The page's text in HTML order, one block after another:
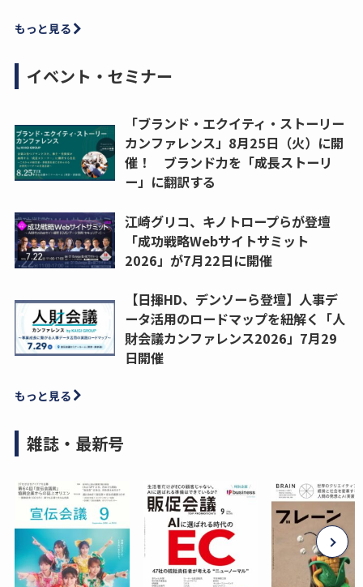
もっと見る
イベント・セミナー
「ブランド・エクイティ・ストーリー
カンファレンス」8月25日（火）に開
催！ ブランド力を「成長ストーリ
ー」に翻訳する
江崎グリコ、キノトロープらが登壇
「成功戦略Webサイトサミット
2026」が7月22日に開催
【日揮HD、デンソーら登壇】人事デ
ータ活用のロードマップを紐解く「人
財会議カンファレンス2026」7月29
日開催
もっと見る
雑誌・最新号